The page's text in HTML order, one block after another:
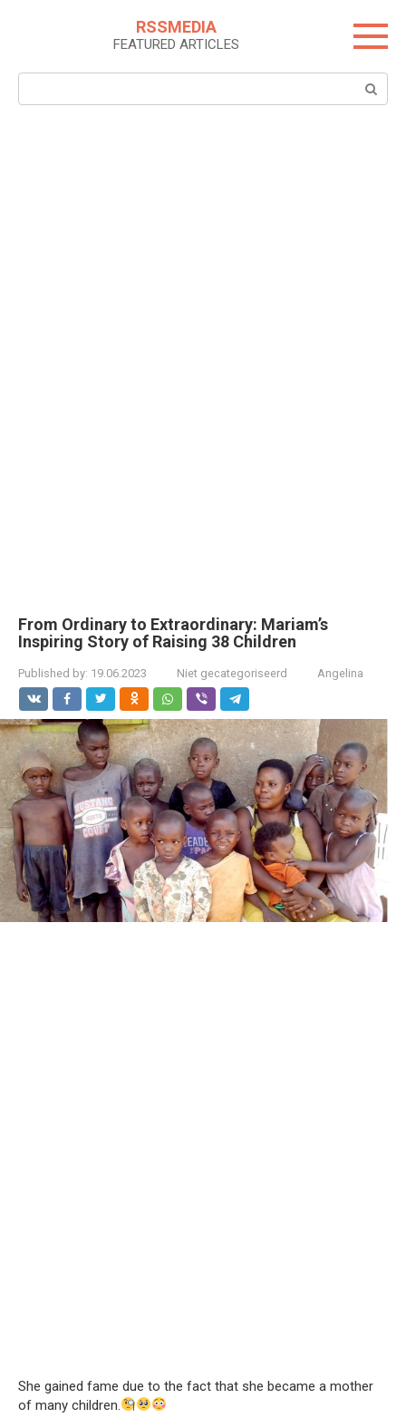
RSSMEDIA
FEATURED ARTICLES
Search:
From Ordinary to Extraordinary: Mariam’s
Inspiring Story of Raising 38 Children
Published by: 19.06.2023 Niet gecategoriseerd Angelina
She gained fame due to the fact that she became a mother
of many children.